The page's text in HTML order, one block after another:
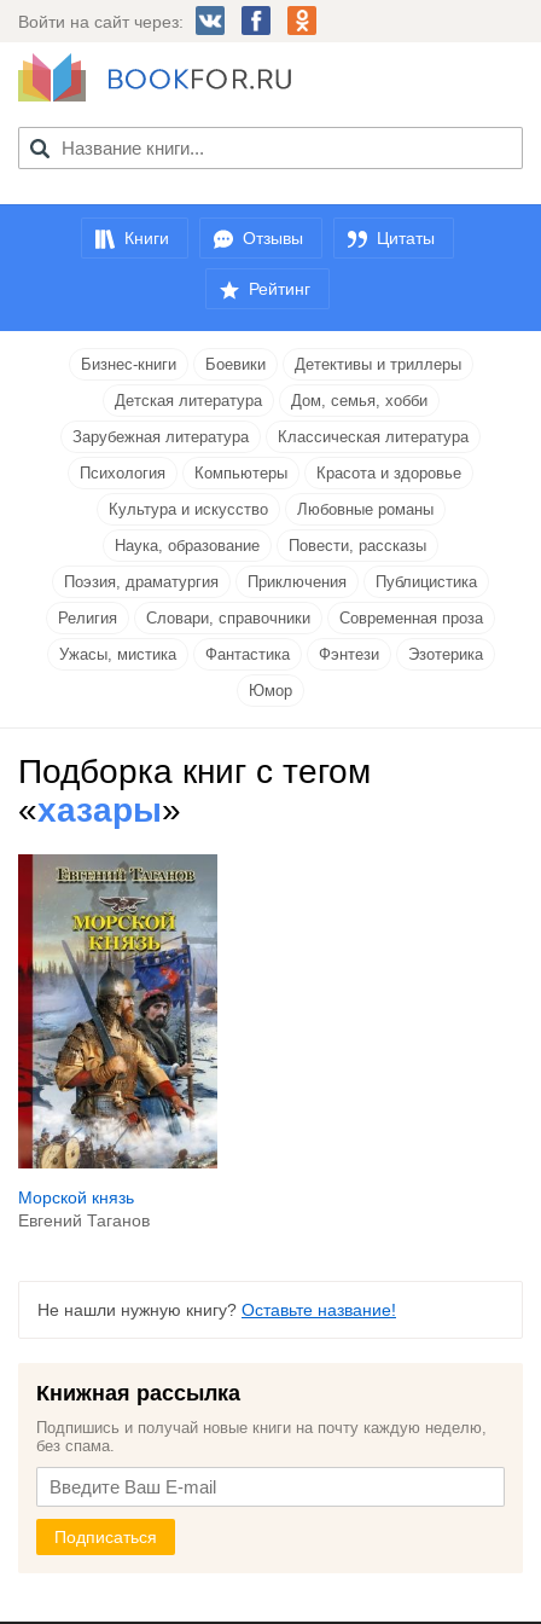
Войти на сайт через:
Книги Отзывы Цитаты
Рейтинг
Бизнес-книги Боевики
Детективы и триллеры
Детская литература
Дом, семья, хобби
Зарубежная литература
Классическая литература
Психология
Компьютеры
Красота и здоровье
Культура и искусство
Любовные романы
Наука, образование
Повести, рассказы
Поэзия, драматургия
Приключения
Публицистика
Религия
Словари, справочники
Современная проза
Ужасы, мистика
Фантастика Фэнтези
Эзотерика
Юмор
Подборка книг с тегом
«хазары»
Морской князь
Евгений Таганов
Не нашли нужную книгу? Оставьте название!
Книжная рассылка
Подпишись и получай новые книги на почту каждую неделю,
без спама.
Подписаться